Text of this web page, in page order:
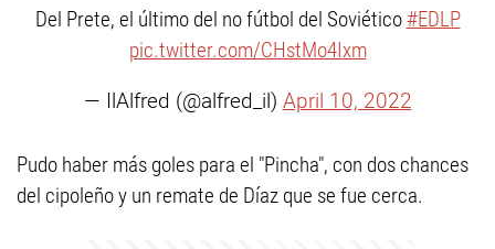
Del Prete, el último del no fútbol del Soviético #EDLP
pic.twitter.com/CHstMo4Ixm
— IlAlfred (@alfred_il) April 10, 2022
Pudo haber más goles para el "Pincha", con dos chances
del cipoleño y un remate de Díaz que se fue cerca.